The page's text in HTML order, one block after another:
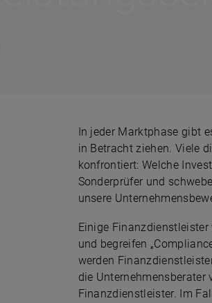
In jeder Marktphase gibt
in Betracht ziehen. Viele
konfrontiert: Welche
Sonderprüfer und
unsere
Einige
und begreifen
werden
die
Finanzdienstleister. Im